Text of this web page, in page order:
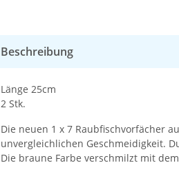
Beschreibung
Länge 25cm
2 Stk.
Die neuen 1 x 7 Raubfischvorfächer
unvergleichlichen Geschmeidigkeit.
Die braune Farbe verschmilzt mit